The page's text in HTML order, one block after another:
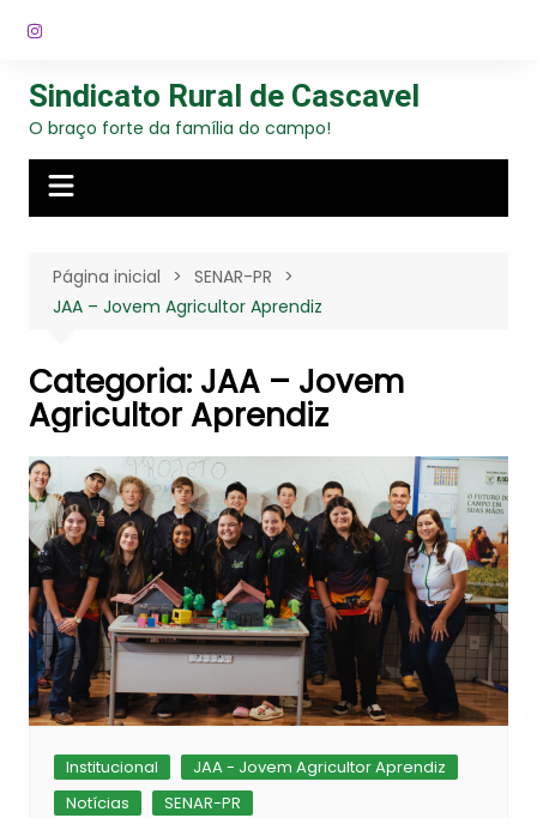
para
conteúdo
Sindicato Rural de Cascavel
O braço forte da família do campo!
Página inicial
SENAR-PR
JAA – Jovem Agricultor Aprendiz
Categoria: JAA – Jovem
Agricultor Aprendiz
Institucional
JAA - Jovem Agricultor Aprendiz
Notícias
SENAR-PR